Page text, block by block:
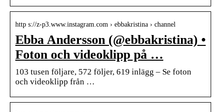
http s://z-p3.www.instagram.com › ebbakristina › channel
Ebba Andersson (@ebbakristina) •
Foton och videoklipp på …
103 tusen följare, 572 följer, 619 inlägg – Se foton
och videoklipp från …